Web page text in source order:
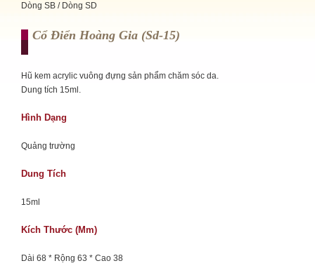
Dòng SB / Dòng SD
Cổ Điển Hoàng Gia (sd-15)
Hũ kem acrylic vuông đựng sản phẩm chăm sóc da.
Dung tích 15ml.
Hình Dạng
Quảng trường
Dung Tích
15ml
Kích Thước (mm)
Dài 68 * Rộng 63 * Cao 38